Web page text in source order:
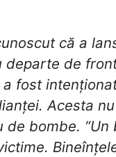
că a
departe de
a fost
Acesta
de bombe.